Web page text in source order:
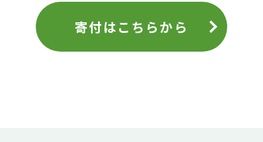
寄付はこちらから